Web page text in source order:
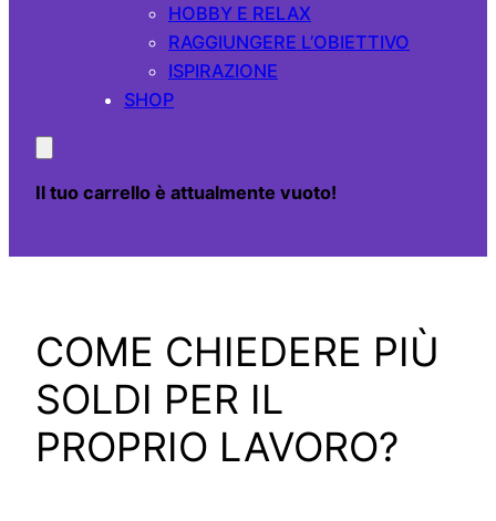
HOBBY E RELAX
RAGGIUNGERE L’OBIETTIVO
ISPIRAZIONE
SHOP
Il tuo carrello è attualmente vuoto!
COME CHIEDERE PIÙ
SOLDI PER IL
PROPRIO LAVORO?